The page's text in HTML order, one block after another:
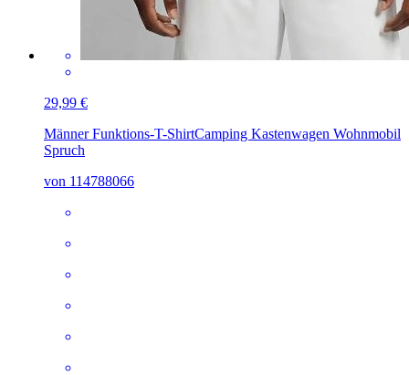
29,99 €
Männer Funktions-T-ShirtCamping Kastenwagen Wohnmobil
Spruch
von 114788066